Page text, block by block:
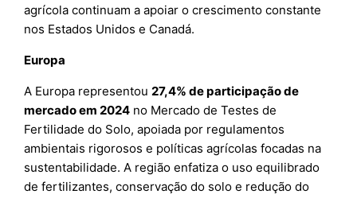
agrícola continuam a apoiar o crescimento constante
nos Estados Unidos e Canadá.
Europa
A Europa representou27,4% de participação de
mercado em 2024 no Mercado de Testes de
Fertilidade do Solo, apoiada por regulamentos
ambientais rigorosos e políticas agrícolas focadas na
sustentabilidade. A região enfatiza o uso equilibrado
de fertilizantes, conservação do solo e redução do